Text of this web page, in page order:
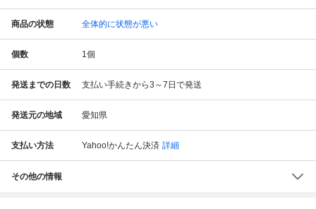
商品の状態 全体的に状態が悪い
個数 1個
発送までの日数 支払い手続きから3～7日で発送
発送元の地域 愛知県
支払い方法 Yahoo!かんたん決済 詳細
その他の情報